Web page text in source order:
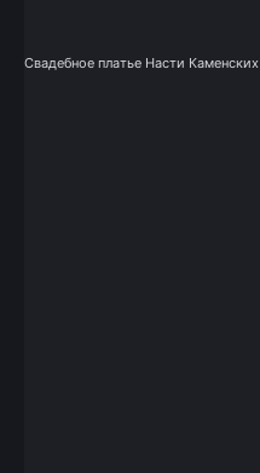
Свадебное платье Насти Каменских